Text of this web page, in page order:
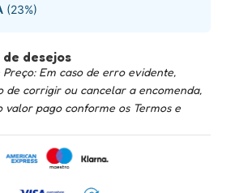
(23%)
desejos
Em caso de erro evidente,
de corrigir ou cancelar a encomenda,
pago conforme os Termos e